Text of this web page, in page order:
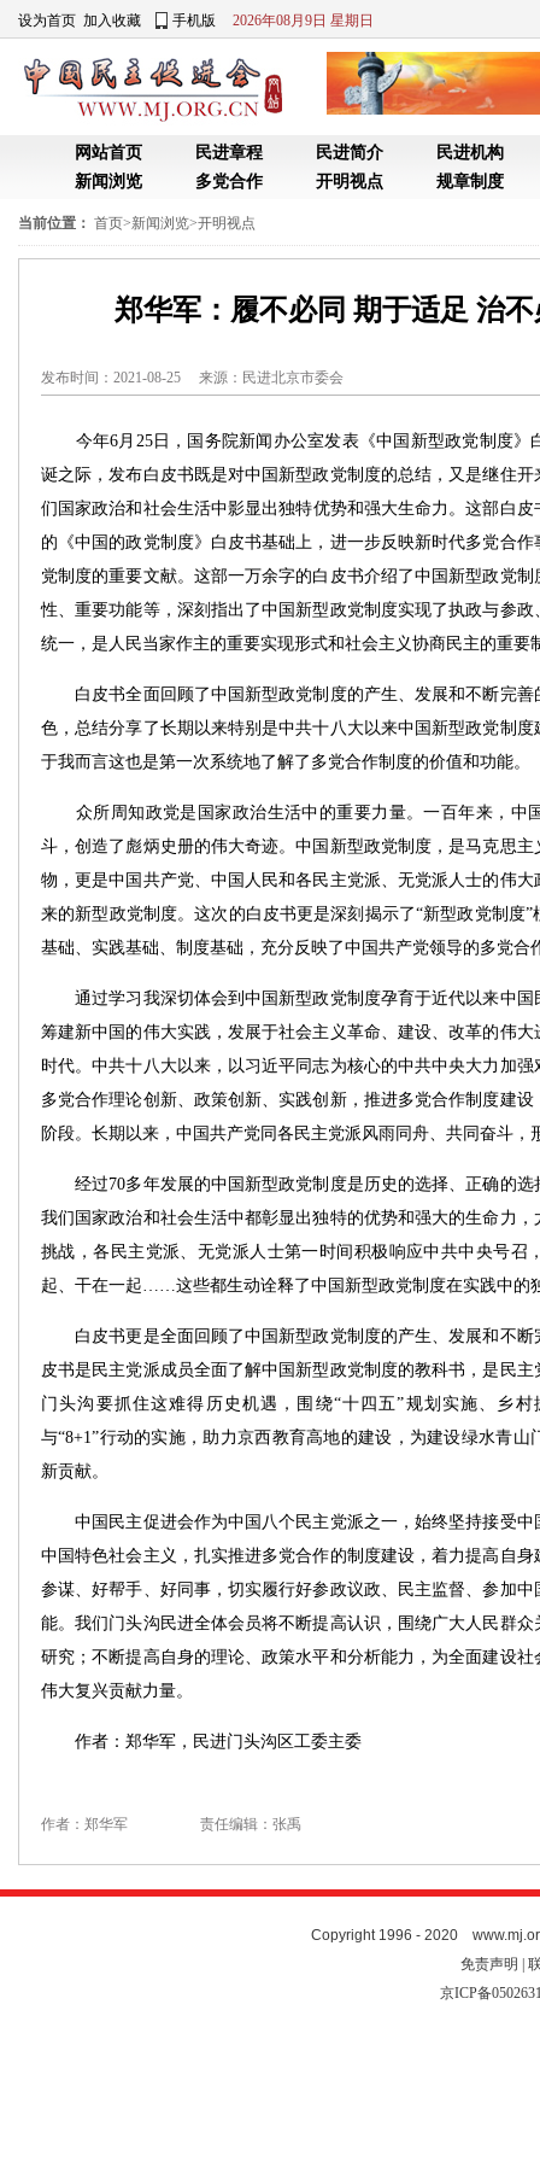
设为首页 加入收藏 手机版 2026年08月9日 星期日
网站首页 民进章程 民进简介
民进机构
新闻浏览
多党合作 开明视点 规章制度
当前位置： 首页>新闻浏览>开明视点
郑华军：履不必同 期于适足 治
发布时间：2021-08-25 来源： 民进北京市委会
今年6月25日，国务院新闻办公室发表《中国新型政党制度》
诞之际，发布白皮书既是对中国新型政党制度的总结，又是继住
们国家政治和社会生活中影显出独特优势和强大生命力。这部白皮
的《中国的政党制度》白皮书基础上，进一步反映新时代多党合
党制度的重要文献。这部一万余字的白皮书介绍了中国新型政党
性、重要功能等，深刻指出了中国新型政党制度实现了执政与参
统一，是人民当家作主的重要实现形式和社会主义协商民主的重要
白皮书全面回顾了中国新型政党制度的产生、发展和不断完善
色，总结分享了长期以来特别是中共十八大以来中国新型政党制
于我而言这也是第一次系统地了解了多党合作制度的价值和功能。
众所周知政党是国家政治生活中的重要力量。一百年来，中
斗，创造了彪炳史册的伟大奇迹。中国新型政党制度，是马克思
物，更是中国共产党、中国人民和各民主党派、无党派人士的伟
来的新型政党制度。这次的白皮书更是深刻揭示了“新型政党制度
基础、实践基础、制度基础，充分反映了中国共产党领导的多党合
通过学习我深切体会到中国新型政党制度孕育于近代以来中国
筹建新中国的伟大实践，发展于社会主义革命、建设、改革的伟
时代。中共十八大以来，以习近平同志为核心的中共中央大力加
多党合作理论创新、政策创新、实践创新，推进多党合作制度建
阶段。长期以来，中国共产党同各民主党派风雨同舟、共同奋斗，
经过70多年发展的中国新型政党制度是历史的选择、正确的选
我们国家政治和社会生活中都彰显出独特的优势和强大的生命力
挑战，各民主党派、无党派人士第一时间积极响应中共中央号召
起、干在一起……这些都生动诠释了中国新型政党制度在实践中的
白皮书更是全面回顾了中国新型政党制度的产生、发展和不断
皮书是民主党派成员全面了解中国新型政党制度的教科书，是民
门头沟要抓住这难得历史机遇，围绕“十四五”规划实施、乡
与“8+1”行动的实施，助力京西教育高地的建设，为建设绿水青
新贡献。
中国民主促进会作为中国八个民主党派之一，始终坚持接受中
中国特色社会主义，扎实推进多党合作的制度建设，着力提高自
参谋、好帮手、好同事，切实履行好参政议政、民主监督、参加
能。我们门头沟民进全体会员将不断提高认识，围绕广大人民群
研究；不断提高自身的理论、政策水平和分析能力，为全面建设
伟大复兴贡献力量。
作者：郑华军，民进门头沟区工委主委
作者：郑华军 责任编辑：张禹
Copyright 1996 - 2020
免责声明 |
京ICP备